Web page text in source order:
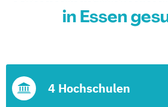
in Essen
4 Hochschulen